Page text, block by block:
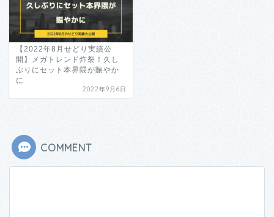
【2022年8月せどり実績公
開】メガトレンド炸裂！久し
ぶりにセット本界隈が賑やか
に
2022年9月6日
COMMENT